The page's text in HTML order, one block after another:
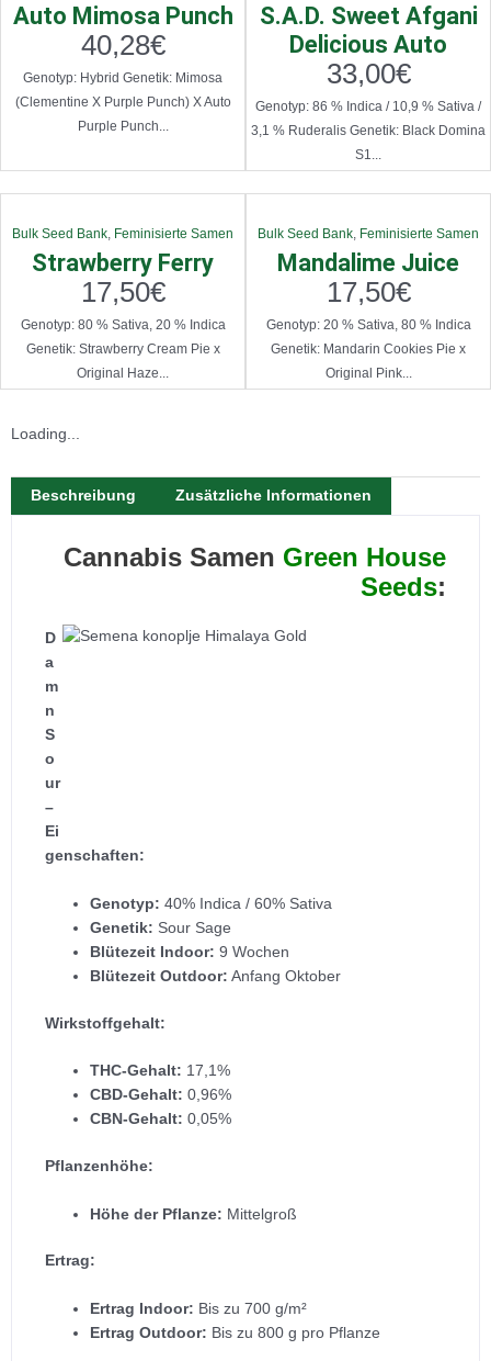
Auto Mimosa Punch
40,28€
Genotyp: Hybrid Genetik: Mimosa
(Clementine X Purple Punch) X Auto
Purple Punch...
S.A.D. Sweet Afgani
Delicious Auto
33,00€
Genotyp: 86 % Indica / 10,9 % Sativa /
3,1 % Ruderalis Genetik: Black Domina
S1...
Bulk Seed Bank, Feminisierte Samen
Strawberry Ferry
17,50€
Genotyp: 80 % Sativa, 20 % Indica
Genetik: Strawberry Cream Pie x
Original Haze...
Bulk Seed Bank, Feminisierte Samen
Mandalime Juice
17,50€
Genotyp: 20 % Sativa, 80 % Indica
Genetik: Mandarin Cookies Pie x
Original Pink...
Loading...
Beschreibung Zusätzliche Informationen
Cannabis Samen Green House
Seeds:
D
a
m
n
S
o
ur
–
Ei
genschaften:
Genotyp: 40% Indica / 60% Sativa
Genetik: Sour Sage
Blütezeit Indoor: 9 Wochen
Blütezeit Outdoor: Anfang Oktober
Wirkstoffgehalt:
THC-Gehalt: 17,1%
CBD-Gehalt: 0,96%
CBN-Gehalt: 0,05%
Pflanzenhöhe:
Höhe der Pflanze: Mittelgroß
Ertrag:
Ertrag Indoor: Bis zu 700 g/m²
Ertrag Outdoor: Bis zu 800 g pro Pflanze